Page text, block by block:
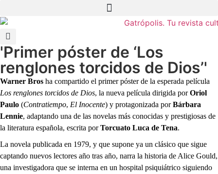
'Primer póster de ‘Los
renglones torcidos de Dios’'
Warner Bros ha compartido el primer póster de la esperada película
Los renglones torcidos de Dios, la nueva película dirigida porOriol
Paulo (Contratiempo, El Inocente) y protagonizada porBárbara
Lennie, adaptando una de las novelas más conocidas y prestigiosas de
la literatura española, escrita porTorcuato Luca de Tena.
La novela publicada en 1979, y que supone ya un clásico que sigue
captando nuevos lectores año tras año, narra la historia de Alice Gould,
una investigadora que se interna en un hospital psiquiátrico siguiendo